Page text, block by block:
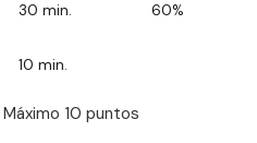
30 min. 60%
10 min.
Máximo 10 puntos